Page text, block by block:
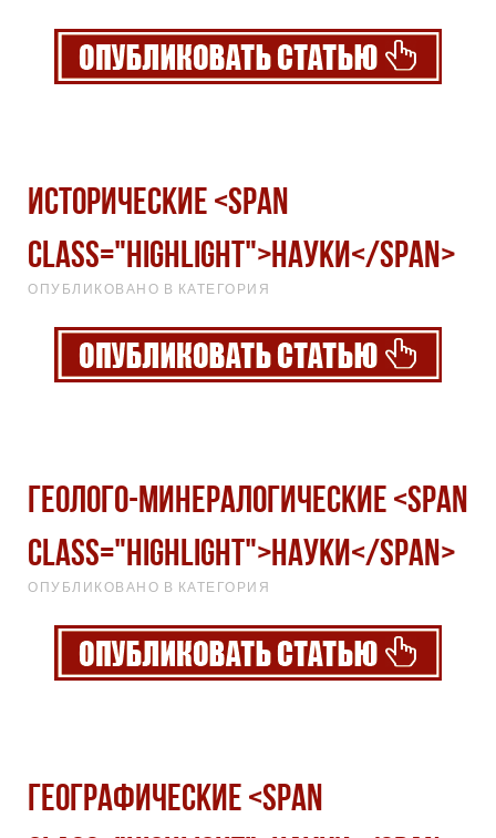
Исторические <span
class="highlight">науки</span>
ОПУБЛИКОВАНО В КАТЕГОРИЯ
Геолого-минералогические <span
class="highlight">науки</span>
ОПУБЛИКОВАНО В КАТЕГОРИЯ
Географические <span